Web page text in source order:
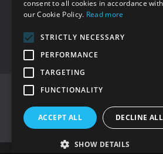
Ein gwefannau
Ryseitiau
Adnabod
Ble i brynu
Cwrdd â’r cig
Blogiau
Prynu’n lleol
consent to all cookies in accordance with
our Cookie Policy. Read more
STRICTLY NECESSARY
PERFORMANCE
TARGETING
FUNCTIONALITY
ACCEPT ALL DECLINE ALL
SHOW DETAILS